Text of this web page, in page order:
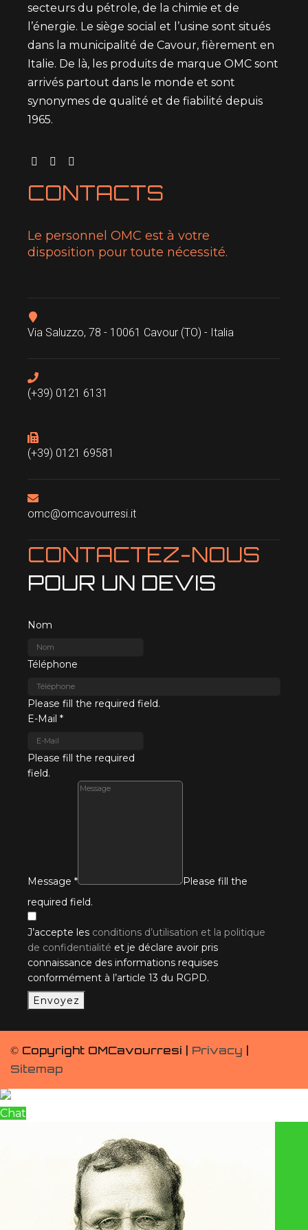
secteurs du pétrole, de la chimie et de
l’énergie. Le siège social et l’usine sont situés
dans la municipalité de Cavour, fièrement en
Italie. De là, les produits de marque OMC sont
arrivés partout dans le monde et sont
synonymes de qualité et de fiabilité depuis
1965.
CONTACTS
Le personnel OMC est à votre
disposition pour toute nécessité.
Via Saluzzo, 78 - 10061 Cavour (TO) - Italia
(+39) 0121 6131
(+39) 0121 69581
omc@omcavourresi.it
CONTACTEZ-NOUS
POUR UN DEVIS
Nom
Téléphone
Please fill the required field.
E-Mail *
Please fill the required
field.
Message *
Please fill the
required field.
J’accepte les conditions d’utilisation et la politique
de confidentialité et je déclare avoir pris
connaissance des informations requises
conformément à l’article 13 du RGPD.
Envoyez
© Copyright OMCavourresi | Privacy |
Sitemap
Chat